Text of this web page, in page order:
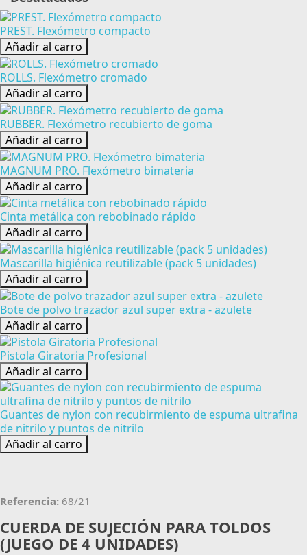
PREST. Flexómetro compacto
Añadir al carro
ROLLS. Flexómetro cromado
Añadir al carro
RUBBER. Flexómetro recubierto de goma
Añadir al carro
MAGNUM PRO. Flexómetro bimateria
Añadir al carro
Cinta metálica con rebobinado rápido
Añadir al carro
Mascarilla higiénica reutilizable (pack 5 unidades)
Añadir al carro
Bote de polvo trazador azul super extra - azulete
Añadir al carro
Pistola Giratoria Profesional
Añadir al carro
Guantes de nylon con recubirmiento de espuma ultrafina
de nitrilo y puntos de nitrilo
Añadir al carro
Referencia: 68/21
CUERDA DE SUJECIÓN PARA TOLDOS
(JUEGO DE 4 UNIDADES)